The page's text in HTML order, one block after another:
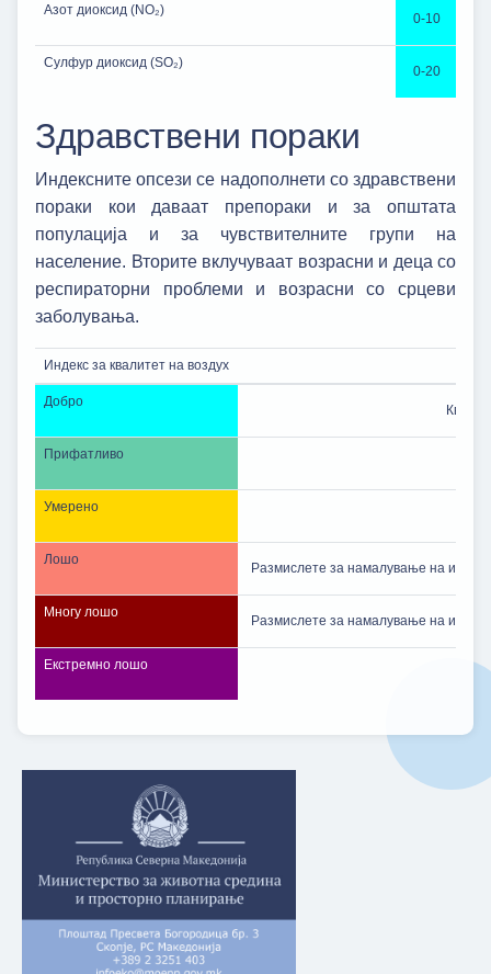
Азот диоксид (NO₂)
0-10
Сулфур диоксид (SO₂)
0-20
Здравствени пораки
Индексните опсези се надополнети со здравствени
пораки кои даваат препораки и за општата
популација и за чувствителните групи на
население. Вторите вклучуваат возрасни и деца со
респираторни проблеми и возрасни со срцеви
заболувања.
Индекс за квалитет на воздух
Добро
Прифатливо
Умерено
Лошо
Размислете за намалување на
Многу лошо
Размислете за намалување на
Екстремно лошо